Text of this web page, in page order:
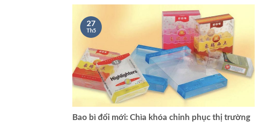
Bao bì đổi mới: Chìa khóa chinh phục thị trường
27
Th5